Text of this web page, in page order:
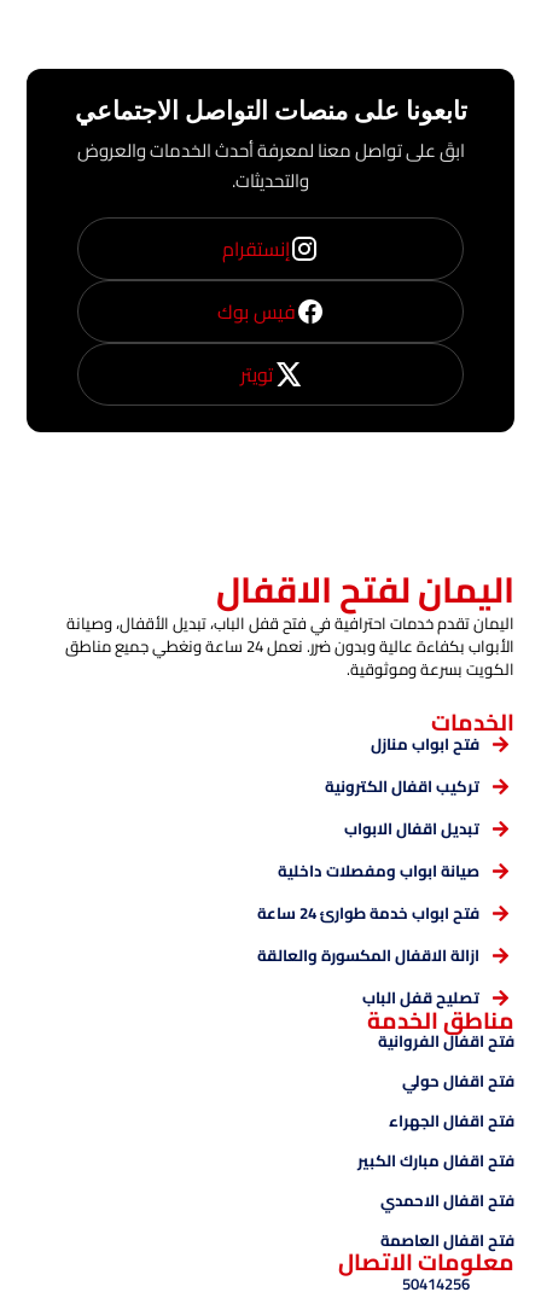
تابعونا على منصات التواصل الاجتماعي
ابقَ على تواصل معنا لمعرفة أحدث الخدمات والعروض
والتحديثات.
إنستقرام
فيس بوك
تويتر
اليمان لفتح الاقفال
اليمان تقدم خدمات احترافية في فتح قفل الباب، تبديل الأقفال، وصيانة
الأبواب بكفاءة عالية وبدون ضرر. نعمل 24 ساعة ونغطي جميع مناطق
الكويت بسرعة وموثوقية.
الخدمات
فتح ابواب منازل
تركيب اقفال الكترونية
تبديل اقفال الابواب
صيانة ابواب ومفصلات داخلية
فتح ابواب خدمة طوارئ 24 ساعة
ازالة الاقفال المكسورة والعالقة
تصليح قفل الباب
مناطق الخدمة
فتح اقفال الفروانية
فتح اقفال حولي
فتح اقفال الجهراء
فتح اقفال مبارك الكبير
فتح اقفال الاحمدي
فتح اقفال العاصمة
معلومات الاتصال
50414256